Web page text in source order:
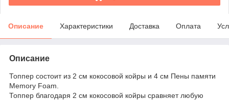
Описание Характеристики Доставка Оплата
Описание
Топпер состоит из 2 см кокосовой койры и 4 см Пены памяти
Memory Foam.
Топпер благодаря 2 см кокосовой койры сравняет любую